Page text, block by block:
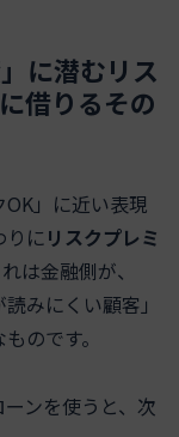
に潜むリス
借りるその
OK」に近い表現
りにリスクプレミ
は金融側が、
みにくい顧客」
のです。
ンを使うと、次